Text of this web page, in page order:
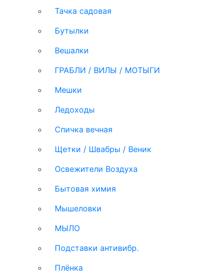
Тачка садовая
Бутылки
Вешалки
ГРАБЛИ / ВИЛЫ / МОТЫГИ
Мешки
Ледоходы
Спичка вечная
Щетки / Швабры / Веник
Освежители Воздуха
Бытовая химия
Мышеловки
МЫЛО
Подставки антивибр.
Плёнка